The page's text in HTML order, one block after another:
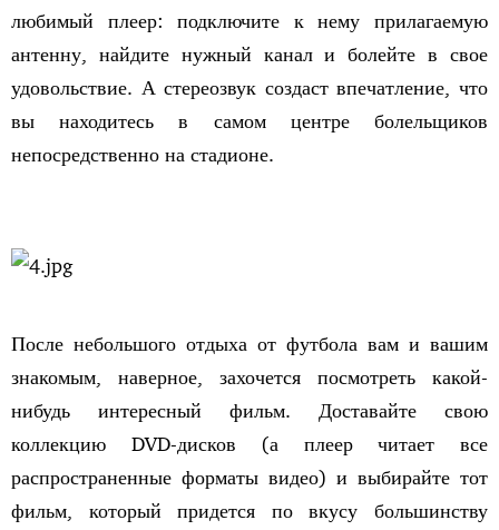
любимый плеер: подключите к нему прилагаемую
антенну, найдите нужный канал и болейте в свое
удовольствие. А стереозвук создаст впечатление, что
вы находитесь в самом центре болельщиков
непосредственно на стадионе.
После небольшого отдыха от футбола вам и вашим
знакомым, наверное, захочется посмотреть какой-
нибудь интересный фильм. Доставайте свою
коллекцию DVD-дисков (а плеер читает все
распространенные форматы видео) и выбирайте тот
фильм, который придется по вкусу большинству